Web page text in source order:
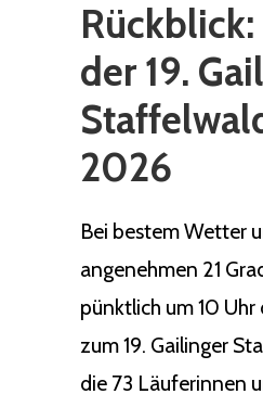
der 19.
2026
Bei bestem Wetter
angenehmen 21
pünktlich um 10 Uhr
zum 19. Gailinger
die 73 Läuferinnen